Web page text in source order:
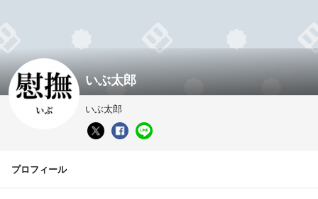
いぶ太郎
いぶ太郎
プロフィール